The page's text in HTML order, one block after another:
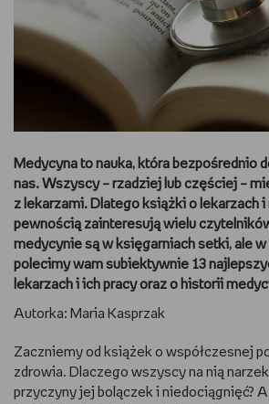
GOTUJĘ
DBAM O URODĘ
TRENUJĘ
URZĄDZAM I DEKORUJĘ
MAM ZWIERZĘTA
PASJE DZIECKA
RYSUJĘ
Medycyna to nauka, która bezpośrednio
nas. Wszyscy – rzadziej lub częściej –
z lekarzami. Dlatego książki o lekarzach
pewnością zainteresują wielu
medycynie są w księgarniach setki, ale
polecimy wam subiektywnie 13
lekarzach i ich pracy oraz o historii
Autorka: Maria Kasprzak
Zaczniemy od książek o współczesnej
zdrowia. Dlaczego wszyscy na nią
przyczyny jej bolączek i niedociągnięć?